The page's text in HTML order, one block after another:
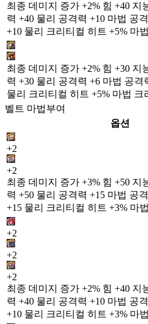
최종 데미지 증가 +2% 힘 +40 지
력 +40 물리 공격력 +10 마법 공
+10 물리 크리티컬 히트 +5% 마
최종 데미지 증가 +2% 힘 +30 지
력 +30 물리 공격력 +6 마법 공격
물리 크리티컬 히트 +5% 마법 크
벨트 마법부여
옵션
+2
+2
최종 데미지 증가 +3% 힘 +50 지
력 +50 물리 공격력 +15 마법 공
+15 물리 크리티컬 히트 +3% 마
+2
+2
+2
최종 데미지 증가 +2% 힘 +40 지
력 +40 물리 공격력 +10 마법 공
+10 물리 크리티컬 히트 +3% 마